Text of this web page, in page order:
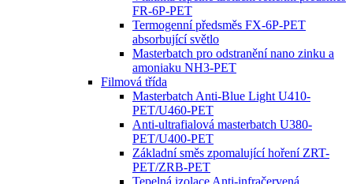
FR-6P-PET
Termogenní předsměs FX-6P-PET
absorbující světlo
Masterbatch pro odstranění nano zinku a
amoniaku NH3-PET
Filmová třída
Masterbatch Anti-Blue Light U410-
PET/U460-PET
Anti-ultrafialová masterbatch U380-
PET/U400-PET
Základní směs zpomalující hoření ZRT-
PET/ZRB-PET
Tepelná izolace Anti-infračervená